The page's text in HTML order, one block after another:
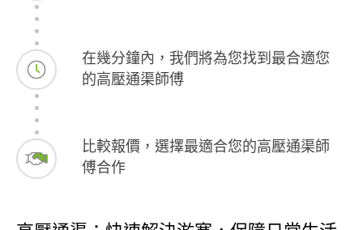
在幾分鐘內，我們將為您找到最合適您
的高壓通渠師傅
比較報價，選擇最適合您的高壓通渠師
傅合作